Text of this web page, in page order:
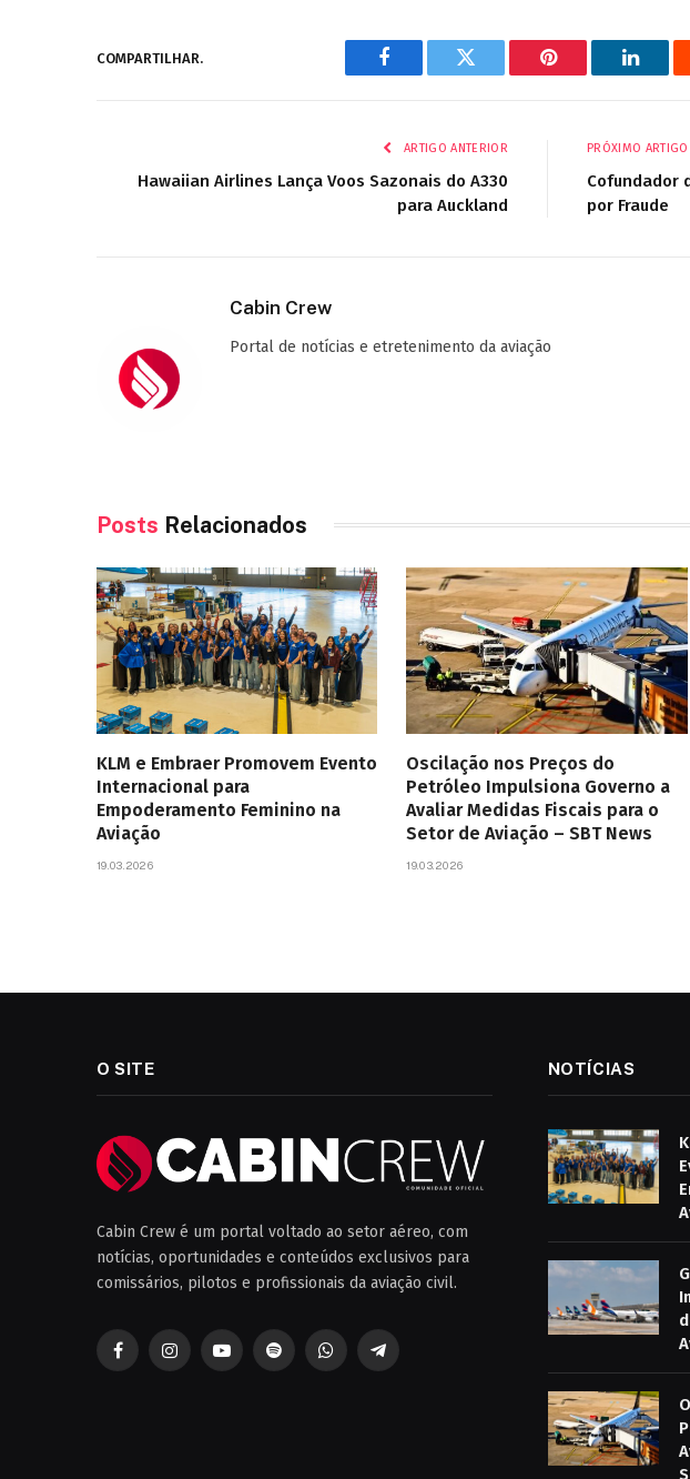
COMPARTILHAR.
Facebook Twitter Pinterest
ARTIGO ANTERIOR
Hawaiian Airlines Lança Voos Sazonais do A330
para Auckland
PRÓXIMO ARTIGO
Cofundador
por Fraude
Cabin Crew
Portal de notícias e etretenimento da aviação
Posts Relacionados
KLM e Embraer Promovem Evento
Internacional para
Empoderamento Feminino na
Aviação
19.03.2026
Oscilação nos Preços do
Petróleo Impulsiona Governo a
Avaliar Medidas Fiscais para o
Setor de Aviação – SBT News
19.03.2026
O SITE
Cabin Crew é um portal voltado ao setor aéreo, com
notícias, oportunidades e conteúdos exclusivos para
comissários, pilotos e profissionais da aviação civil.
FacebookInstagramYouTubeSpotifyWhatsAppTelegrama
NOTÍCIAS